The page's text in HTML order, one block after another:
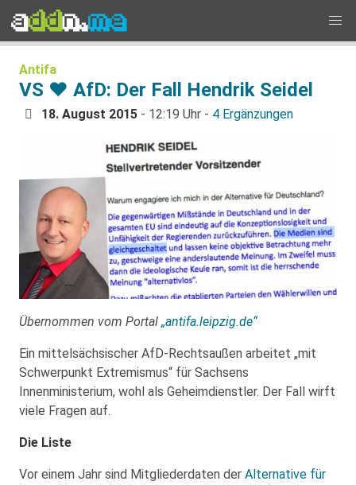
Antifa
VS ♥ AfD: Der Fall Hendrik Seidel
18. August 2015 - 12:19 Uhr - 4 Ergänzungen
Übernommen vom Portal „antifa.leipzig.de“
Ein mittelsächsischer AfD-Rechtsaußen arbeitet „mit
Schwerpunkt Extremismus“ für Sachsens
Innenministerium, wohl als Geheimdienstler. Der Fall wirft
viele Fragen auf.
Die Liste
Vor einem Jahr sind Mitgliederdaten der Alternative für